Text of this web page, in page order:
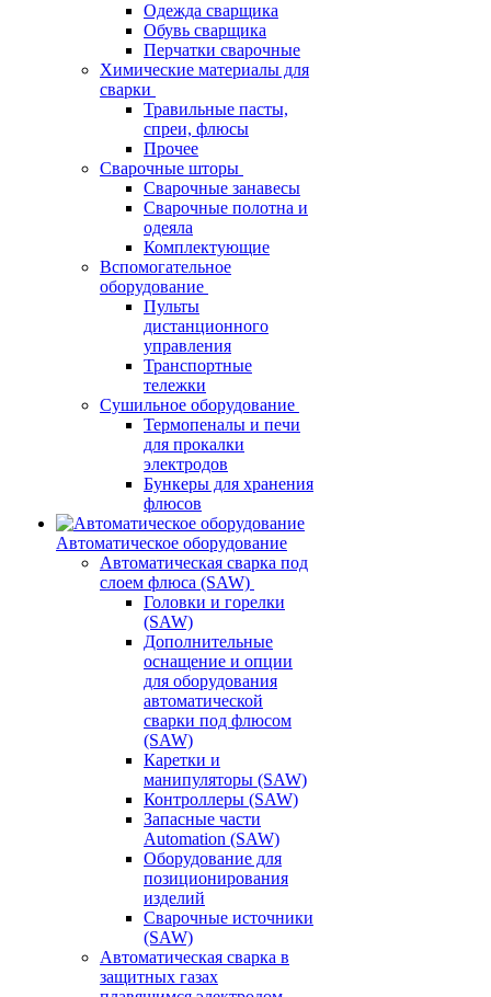
Одежда сварщика
Обувь сварщика
Перчатки сварочные
Химические материалы для
сварки
Травильные пасты,
спреи, флюсы
Прочее
Сварочные шторы
Сварочные занавесы
Сварочные полотна и
одеяла
Комплектующие
Вспомогательное
оборудование
Пульты
дистанционного
управления
Транспортные
тележки
Сушильное оборудование
Термопеналы и печи
для прокалки
электродов
Бункеры для хранения
флюсов
Автоматическое оборудование
Автоматическая сварка под
слоем флюса (SAW)
Головки и горелки
(SAW)
Дополнительные
оснащение и опции
для оборудования
автоматической
сварки под флюсом
(SAW)
Каретки и
манипуляторы (SAW)
Контроллеры (SAW)
Запасные части
Automation (SAW)
Оборудование для
позиционирования
изделий
Сварочные источники
(SAW)
Автоматическая сварка в
защитных газах